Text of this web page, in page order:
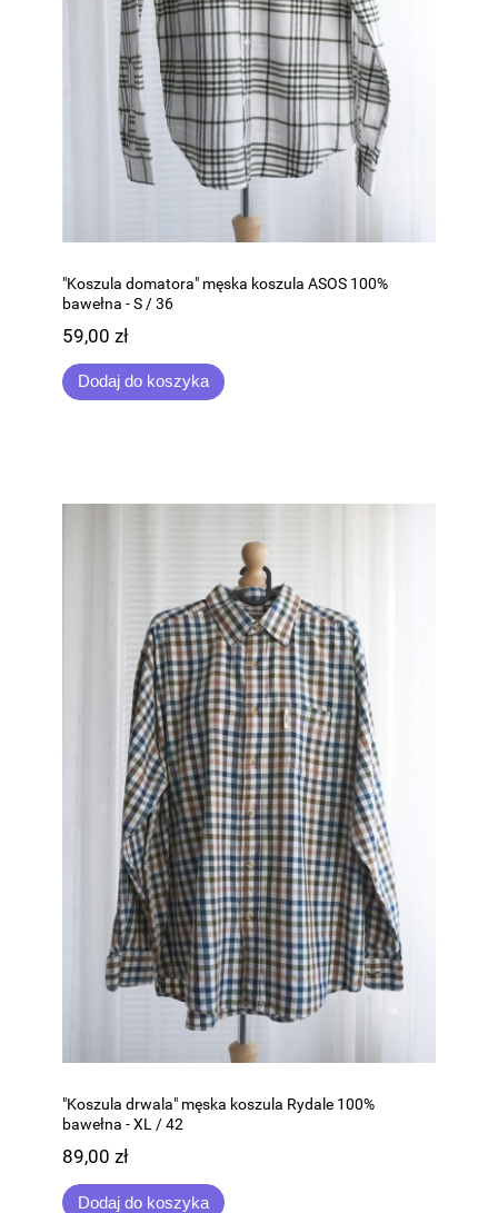
"Koszula domatora" męska koszula ASOS 100%
bawełna - S / 36
59,00 zł
Dodaj do koszyka
"Koszula drwala" męska koszula Rydale 100%
bawełna - XL / 42
89,00 zł
Dodaj do koszyka